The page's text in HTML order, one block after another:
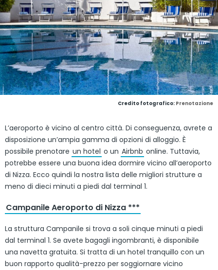
Credito fotografico: Prenotazione
L’aeroporto è vicino al centro città. Di conseguenza, avrete a
disposizione un’ampia gamma di opzioni di alloggio. È
possibile prenotare un hotel o un Airbnb online. Tuttavia,
potrebbe essere una buona idea dormire vicino all’aeroporto
di Nizza. Ecco quindi la nostra lista delle migliori strutture a
meno di dieci minuti a piedi dal terminal 1.
Campanile Aeroporto di Nizza ***
La struttura Campanile si trova a soli cinque minuti a piedi
dal terminal 1. Se avete bagagli ingombranti, è disponibile
una navetta gratuita. Si tratta di un hotel tranquillo con un
buon rapporto qualità-prezzo per soggiornare vicino